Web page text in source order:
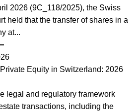
2026 (9C_118/2025), the Swiss
held that the transfer of shares in a
at...
Equity in Switzerland: 2026
legal and regulatory framework
transactions, including the